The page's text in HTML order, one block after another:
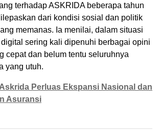
terhadap ASKRIDA beberapa tahun
dari kondisi sosial dan politik
memanas. Ia menilai, dalam situasi
sering kali dipenuhi berbagai opini
cepat dan belum tentu seluruhnya
yang utuh.
Askrida Perluas Ekspansi Nasional dan
Asuransi